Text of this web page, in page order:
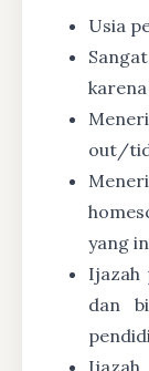
Usia
out/
yang
Ijazah
dan